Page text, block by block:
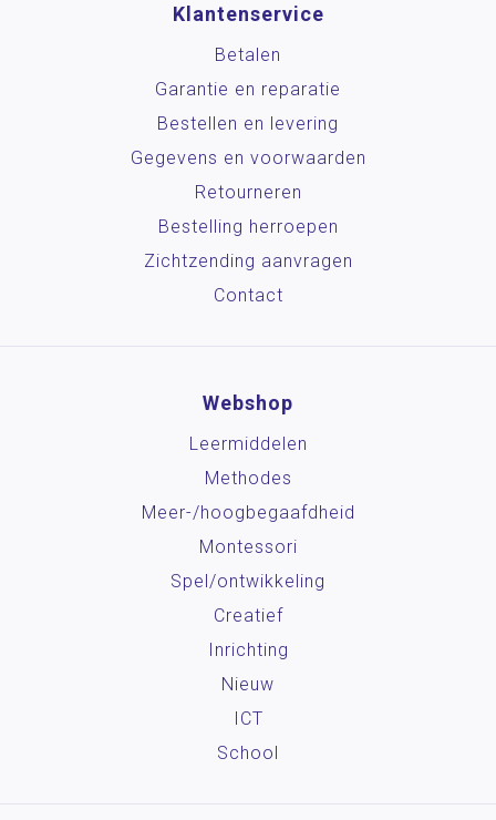
Klantenservice
Betalen
Garantie en reparatie
Bestellen en levering
Gegevens en voorwaarden
Retourneren
Bestelling herroepen
Zichtzending aanvragen
Contact
Webshop
Leermiddelen
Methodes
Meer-/hoog­begaafdheid
Montessori
Spel/ontwikkeling
Creatief
Inrichting
Nieuw
ICT
School